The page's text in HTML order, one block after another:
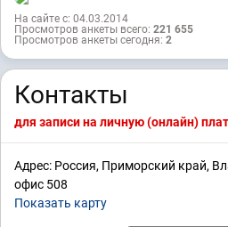
На сайте с: 04.03.2014
Просмотров анкеты всего: 221 655
Просмотров анкеты сегодня: 2
Контакты
для записи на личную (онлайн)
Адрес: Россия, Приморский край,
офис 508
Показать карту